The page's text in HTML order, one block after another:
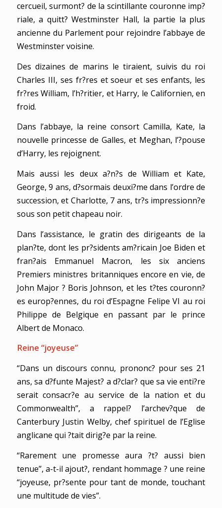
cercueil, surmont? de la scintillante couronne imp?
riale, a quitt? Westminster Hall, la partie la plus
ancienne du Parlement pour rejoindre l’abbaye de
Westminster voisine.
Des dizaines de marins le tiraient, suivis du roi
Charles III, ses fr?res et soeur et ses enfants, les
fr?res William, l’h?ritier, et Harry, le Californien, en
froid.
Dans l’abbaye, la reine consort Camilla, Kate, la
nouvelle princesse de Galles, et Meghan, l’?pouse
d’Harry, les rejoignent.
Mais aussi les deux a?n?s de William et Kate,
George, 9 ans, d?sormais deuxi?me dans l’ordre de
succession, et Charlotte, 7 ans, tr?s impressionn?e
sous son petit chapeau noir.
Dans l’assistance, le gratin des dirigeants de la
plan?te, dont les pr?sidents am?ricain Joe Biden et
fran?ais Emmanuel Macron, les six anciens
Premiers ministres britanniques encore en vie, de
John Major ? Boris Johnson, et les t?tes couronn?
es europ?ennes, du roi d’Espagne Felipe VI au roi
Philippe de Belgique en passant par le prince
Albert de Monaco.
Reine “joyeuse”
“Dans un discours connu, prononc? pour ses 21
ans, sa d?funte Majest? a d?clar? que sa vie enti?re
serait consacr?e au service de la nation et du
Commonwealth”, a rappel? l’archev?que de
Canterbury Justin Welby, chef spirituel de l’Eglise
anglicane qui ?tait dirig?e par la reine.
“Rarement une promesse aura ?t? aussi bien
tenue”, a-t-il ajout?, rendant hommage ? une reine
“joyeuse, pr?sente pour tant de monde, touchant
une multitude de vies”.